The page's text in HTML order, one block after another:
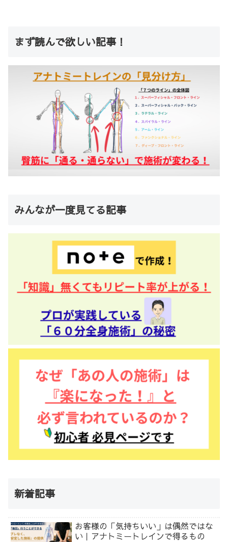
まず読んで欲しい記事！
みんなが一度見てる記事
新着記事
お客様の「気持ちいい」は偶然ではな
い｜アナトミートレインで得るもの